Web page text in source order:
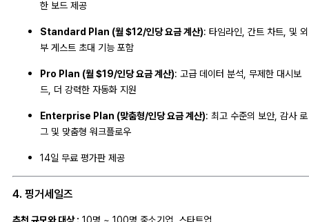
한 보드 제공
Standard Plan (월 $12/인당 요금 계산): 타임라인, 간트 차트, 및 외
부 게스트 초대 기능 포함
Pro Plan (월 $19/인당 요금 계산): 고급 데이터 분석, 무제한 대시보
드, 더 강력한 자동화 지원
Enterprise Plan (맞춤형/인당 요금 계산): 최고 수준의 보안, 감사 로
그 및 맞춤형 워크플로우
14일 무료 평가판 제공
4. 핑거세일즈
추천 규모와 대상 : 10명 ~ 100명 중소기업, 스타트업